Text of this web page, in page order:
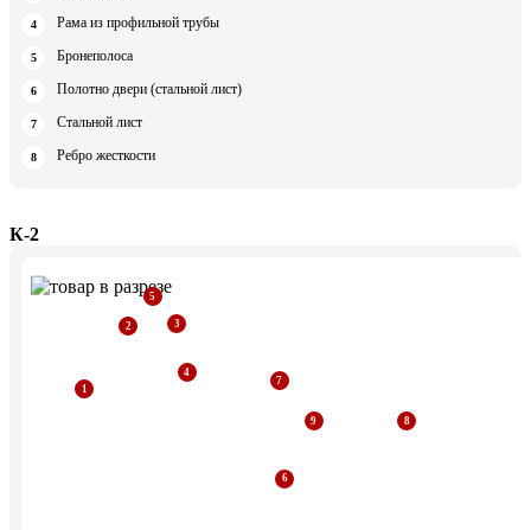
Рама из профильной трубы
Бронеполоса
Полотно двери (стальной лист)
Стальной лист
Ребро жесткости
К-2